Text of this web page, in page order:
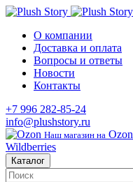
О компании
Доставка и оплата
Вопросы и ответы
Новости
Контакты
+7 996 282-85-24
info@plushstory.ru
Наш магазин на Ozon
Wildberries
Каталог